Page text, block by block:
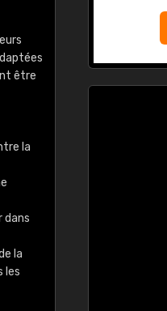
être
la
dans
la
les